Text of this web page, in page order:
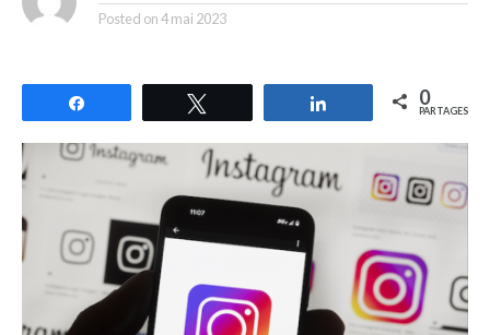
Posted on4 mai 2023
Partagez 0
PARTAGES